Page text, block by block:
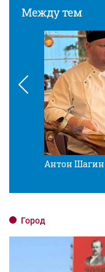
Между тем
Антон
Город